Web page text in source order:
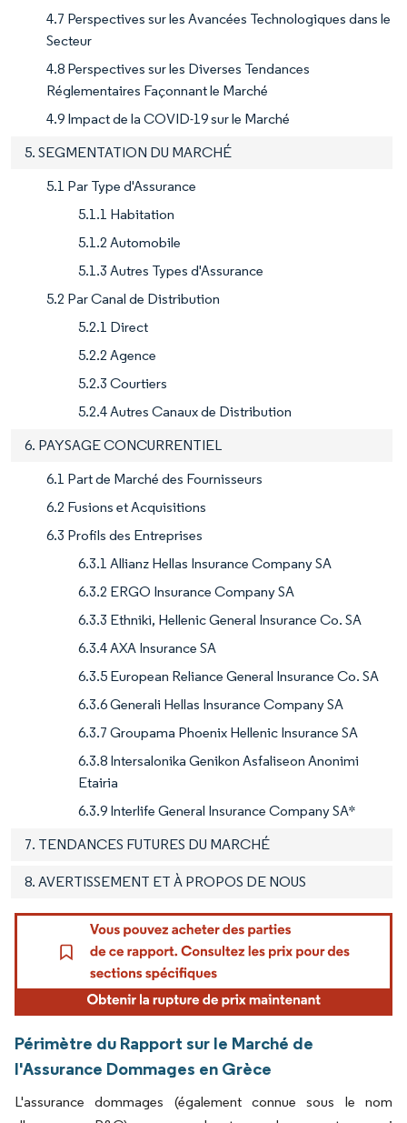
4.7 Perspectives sur les Avancées Technologiques dans le
Secteur
4.8 Perspectives sur les Diverses Tendances
Réglementaires Façonnant le Marché
4.9 Impact de la COVID-19 sur le Marché
5. SEGMENTATION DU MARCHÉ
5.1 Par Type d'Assurance
5.1.1 Habitation
5.1.2 Automobile
5.1.3 Autres Types d'Assurance
5.2 Par Canal de Distribution
5.2.1 Direct
5.2.2 Agence
5.2.3 Courtiers
5.2.4 Autres Canaux de Distribution
6. PAYSAGE CONCURRENTIEL
6.1 Part de Marché des Fournisseurs
6.2 Fusions et Acquisitions
6.3 Profils des Entreprises
6.3.1 Allianz Hellas Insurance Company SA
6.3.2 ERGO Insurance Company SA
6.3.3 Ethniki, Hellenic General Insurance Co. SA
6.3.4 AXA Insurance SA
6.3.5 European Reliance General Insurance Co. SA
6.3.6 Generali Hellas Insurance Company SA
6.3.7 Groupama Phoenix Hellenic Insurance SA
6.3.8 Intersalonika Genikon Asfaliseon Anonimi
Etairia
6.3.9 Interlife General Insurance Company SA*
7. TENDANCES FUTURES DU MARCHÉ
8. AVERTISSEMENT ET À PROPOS DE NOUS
Périmètre du Rapport sur le Marché de
l'Assurance Dommages en Grèce
L'assurance dommages (également connue sous le nom